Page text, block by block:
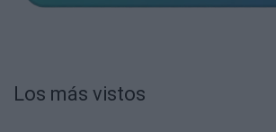
Los más vistos